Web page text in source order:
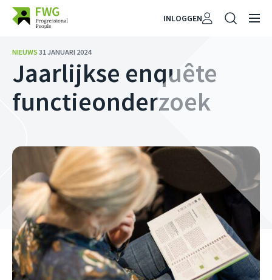
INLOGGEN
NIEUWS 31 JANUARI 2024
Jaarlijkse enquête
functieonderzoek